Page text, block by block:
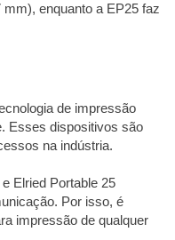
enquanto a EP25 faz
de impressão
Esses dispositivos são
na indústria.
Elried Portable 25
Por isso, é
impressão de qualquer